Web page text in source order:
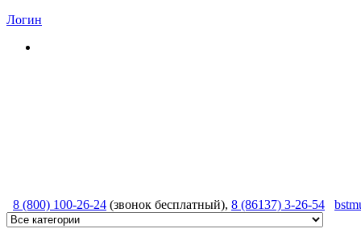
Логин
8 (800) 100-26-24 (звонок бесплатный), 8 (86137) 3-26-54